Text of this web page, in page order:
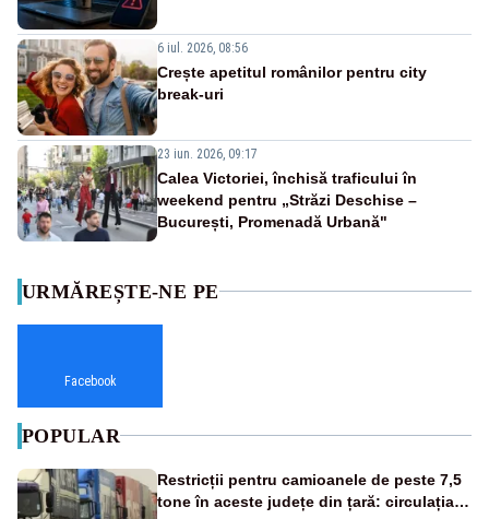
6 iul. 2026, 08:56
Crește apetitul românilor pentru city
break-uri
23 iun. 2026, 09:17
Calea Victoriei, închisă traficului în
weekend pentru „Străzi Deschise –
București, Promenadă Urbană"
URMĂREȘTE-NE PE
Facebook
POPULAR
Restricții pentru camioanele de peste 7,5
tone în aceste județe din țară: circulația